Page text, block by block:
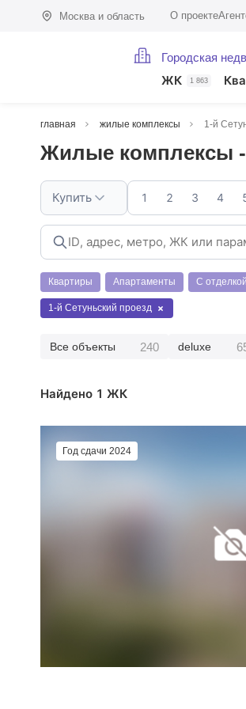
Москва и область О проекте
Городская
ЖК 1 863
главная жилые комплексы 1-й
Жилые комплексы -
Купить 1 2 3 4
Квартиры Апартаменты С отделкой
1-й Сетуньский проезд
Все объекты 240 deluxe
Найдено 1 ЖК
Год сдачи 2024